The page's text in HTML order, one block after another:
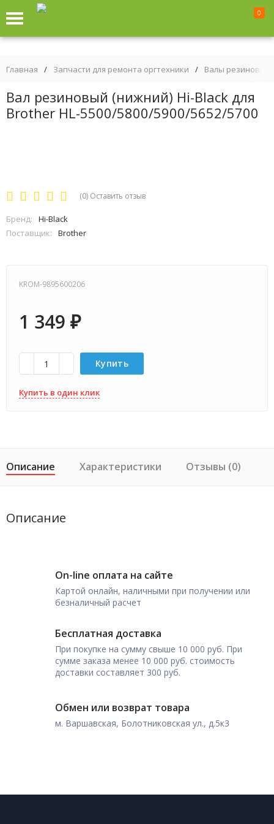
0
Главная / Запчасти для ремонта оргтехники / Валы резиновые
Вал резиновый (нижний) Hi-Black для
Brother HL-5500/5800/5900/5652/5700
(0) Оставить отзыв
Бренд:
Hi-Black
Поставщик:
Brother
KROM-9895600206
1 349 ₽
Купить
Купить в один клик
Описание Характеристики Отзывы (0)
Описание
On-line оплата на сайте
Картой онлайн, наличными при получении или
безналичный расчет
Бесплатная доставка
При покупке на сумму свыше 10 000 руб. При
сумме заказа менее 10 000 руб. стоимость
доставки составляет 300 руб.
Обмен или возврат товара
м. Варшавская, Болотниковская ул., д.5к3